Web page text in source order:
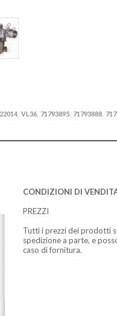
VL36 71793895 71793888
CONDIZIONI DI
PREZZI
Tutti i prezzi dei prodotti
spedizione a parte, e
caso di fornitura.